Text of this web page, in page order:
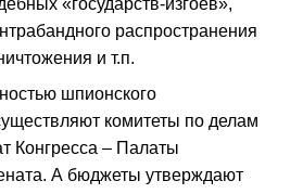
«государств-изгоев»,
распространения
и т.п.
шпионского
комитеты по делам
Конгресса – Палаты
А бюджеты утверждают